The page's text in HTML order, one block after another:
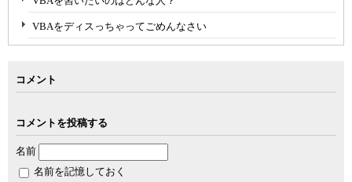
VBAをディスっちゃってごめんなさい
コメント
コメントを投稿する
名前
名前を記憶しておく